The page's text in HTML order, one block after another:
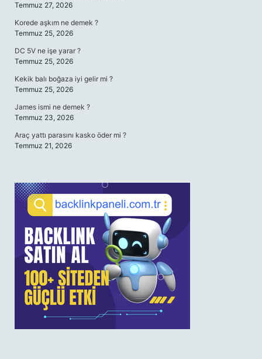
Temmuz 27, 2026
Korede aşkım ne demek ?
Temmuz 25, 2026
DC 5V ne işe yarar ?
Temmuz 25, 2026
Kekik balı boğaza iyi gelir mi ?
Temmuz 25, 2026
James ismi ne demek ?
Temmuz 23, 2026
Araç yattı parasını kasko öder mi ?
Temmuz 21, 2026